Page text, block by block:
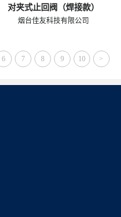
对夹式止回阀（焊接款）
烟台佳友科技有限公司
6 7 8 9 10 >